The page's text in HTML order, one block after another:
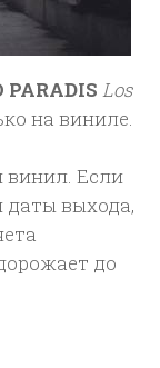
PARADIS Los
на виниле.
Если
даты выхода,
до